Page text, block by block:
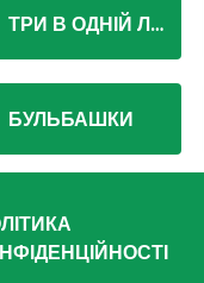
ТРИ В ОДНІЙ ЛІНІЇ
БУЛЬБАШКИ